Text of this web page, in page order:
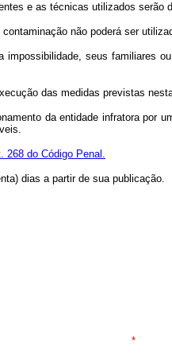
e as técnicas utilizados serão
não poderá ser
seus familiares
das medidas previstas
da entidade infratora
268 do Código Penal.
dias a partir de sua publicação.
*